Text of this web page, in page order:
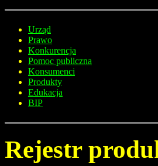
Urząd
Prawo
Konkurencja
Pomoc publiczna
Konsumenci
Produkty
Edukacja
BIP
Rejestr